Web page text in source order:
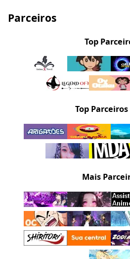
Parceiros
Top
Top
Mais